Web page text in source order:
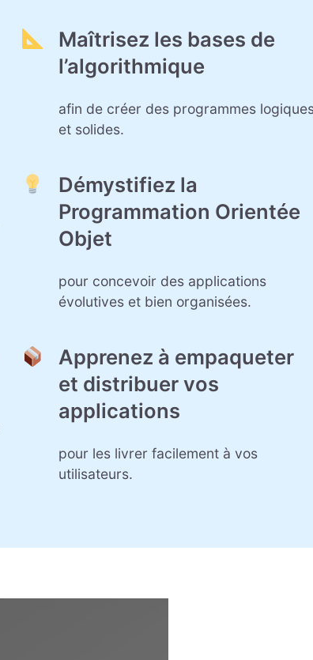
Maîtrisez les bases de
l’algorithmique
afin de créer des programmes
et solides.
Démystifiez la
Programmation Orientée
Objet
pour concevoir des applications
évolutives et bien organisées.
Apprenez à empaqueter
et distribuer vos
applications
pour les livrer facilement à vos
utilisateurs.